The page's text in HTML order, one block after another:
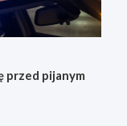
przed pijanym